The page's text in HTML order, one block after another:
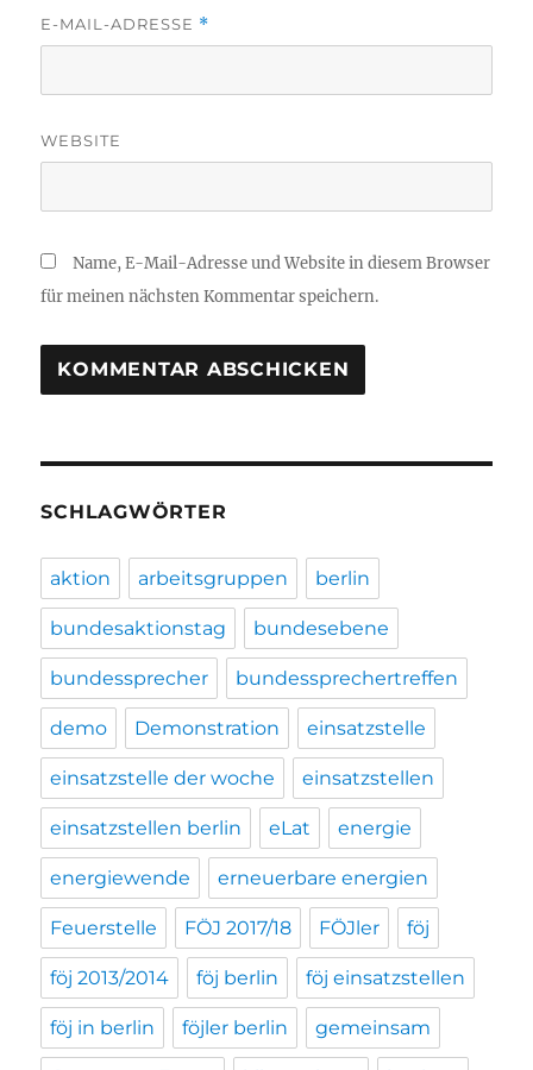
E-MAIL-ADRESSE *
WEBSITE
Name, E-Mail-Adresse und Website in diesem Browser
für meinen nächsten Kommentar speichern.
SCHLAGWÖRTER
aktion arbeitsgruppen berlin
bundesaktionstag bundesebene
bundessprecher bundessprechertreffen
demo Demonstration einsatzstelle
einsatzstelle der woche einsatzstellen
einsatzstellen berlin eLat energie
energiewende erneuerbare energien
Feuerstelle FÖJ 2017/18 FÖJler föj
föj 2013/2014 föj berlin föj einsatzstellen
föj in berlin föjler berlin gemeinsam